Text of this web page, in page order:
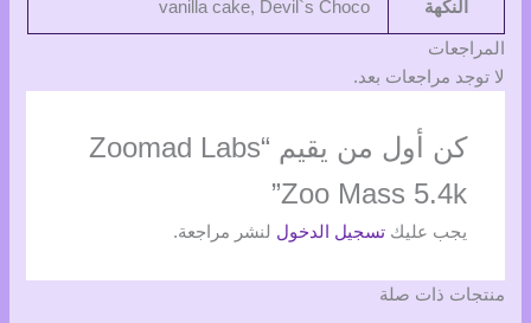
النكهة vanilla cake, Devil`s Choco
المراجعات
لا توجد مراجعات بعد.
كن أول من يقيم “Zoomad Labs
Zoo Mass 5.4k”
يجب عليك تسجيل الدخوللنشر مراجعة.
منتجات ذات صلة